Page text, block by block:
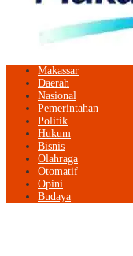
Makassar
Daerah
Nasional
Pemerintahan
Politik
Hukum
Bisnis
Olahraga
Otomatif
Opini
Budaya